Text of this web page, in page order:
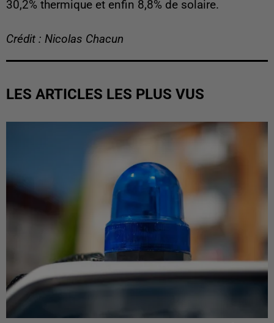
30,2% thermique et enfin 8,8% de solaire.
Crédit : Nicolas Chacun
LES ARTICLES LES PLUS VUS